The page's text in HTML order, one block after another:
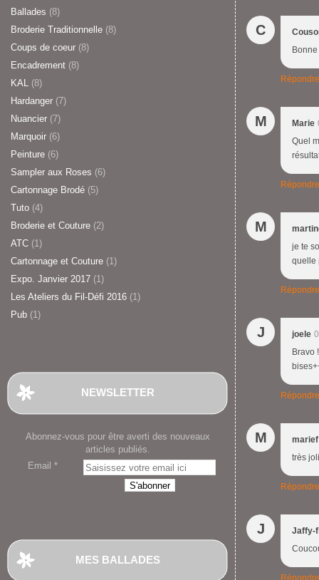
Ballades (8)
Broderie Traditionnelle (8)
Coups de coeur (8)
Encadrement (8)
KAL (8)
Hardanger (7)
Nuancier (7)
Marquoir (6)
Peinture (6)
Sampler aux Roses (6)
Cartonnage Brodé (5)
Tuto (4)
Broderie et Couture (2)
ATC (1)
Cartonnage et Couture (1)
Expo. Janvier 2017 (1)
Les Ateliers du Fil-Défi 2016 (1)
Pub (1)
NEWSLETTER
Abonnez-vous pour être averti des nouveaux
articles publiés.
Email
MES BALLADES
C
Répondre
M Marie
Quel
Répondre
M
je te
quelle
Répondre
J joele
Bravo
Répondre
M
marief
très
Répondre
J
Jaffy-
Répondre